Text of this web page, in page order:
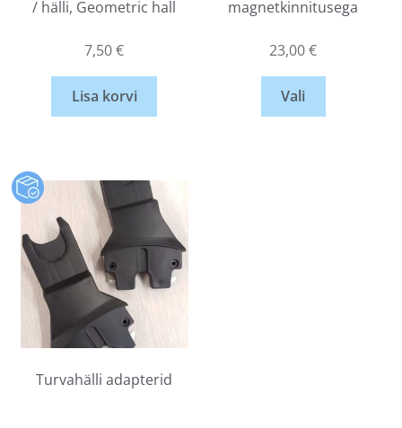
/ hälli, Geometric hall
7,50€
Lisa korvi
magnetkinnitusega
23,00€
Vali
Turvahälli adapterid